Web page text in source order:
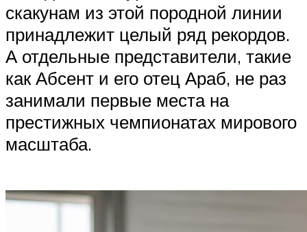
скакунам из этой породной линии
принадлежит целый ряд рекордов.
А отдельные представители, такие
как Абсент и его отец Араб, не раз
занимали первые места на
престижных чемпионатах мирового
масштаба.